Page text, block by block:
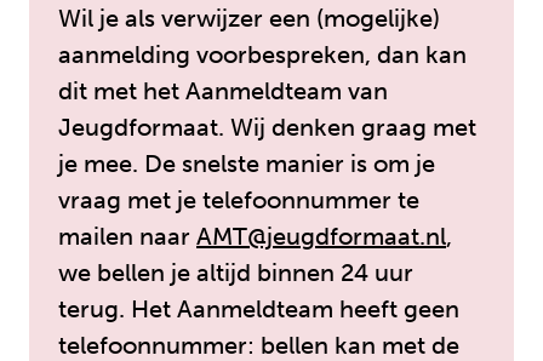
Wil je als verwijzer een (mogelijke)
aanmelding voorbespreken, dan kan
dit met het Aanmeldteam van
Jeugdformaat. Wij denken graag met
je mee. De snelste manier is om je
vraag met je telefoonnummer te
mailen naar AMT@jeugdformaat.nl,
we bellen je altijd binnen 24 uur
terug. Het Aanmeldteam heeft geen
telefoonnummer: bellen kan met de